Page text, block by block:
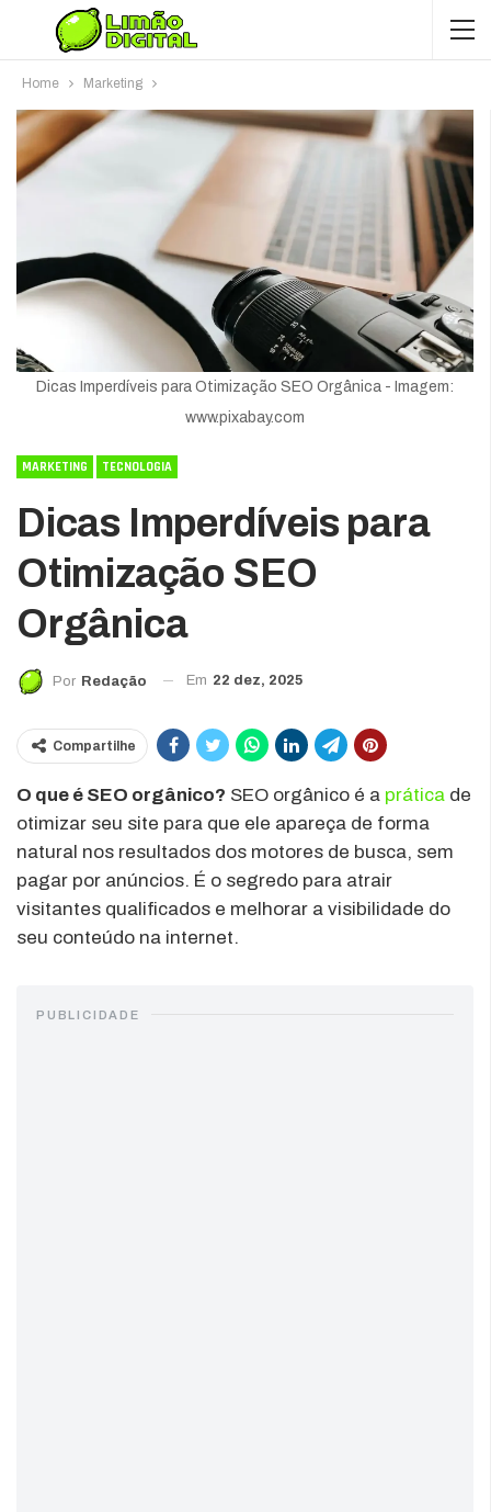
Home Marketing
Dicas Imperdíveis para Otimização SEO Orgânica - Imagem:
www.pixabay.com
MARKETING TECNOLOGIA
Dicas Imperdíveis para
Otimização SEO
Orgânica
Por Redação Em 22 dez, 2025
Compartilhe
O que é SEO orgânico? SEO orgânico é a prática de
otimizar seu site para que ele apareça de forma
natural nos resultados dos motores de busca, sem
pagar por anúncios. É o segredo para atrair
visitantes qualificados e melhorar a visibilidade do
seu conteúdo na internet.
PUBLICIDADE